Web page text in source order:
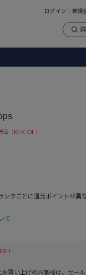
ログイン 新規
込 30 % OFF
ンクごとに還元ポイントが異な
て
！
買い上げのお客様は、セー